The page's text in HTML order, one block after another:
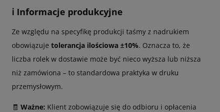
ℹ️ Informacje produkcyjne
Ze względu na specyfikę produkcji taśmy z nadrukiem
obowiązuje tolerancja ilościowa ±10%. Oznacza to, że
liczba rolek w dostawie może być nieco wyższa lub niższa
niż zamówiona – to standardowa praktyka w druku
przemysłowym.
🧾 Ważne: Klient zobowiązuje się do odbioru i opłacenia